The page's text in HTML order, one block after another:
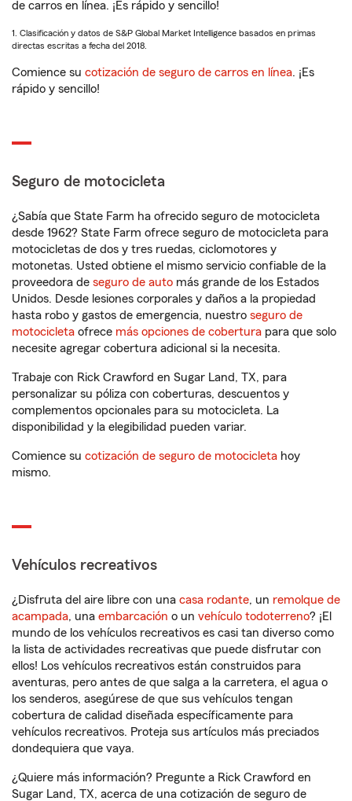
de carros en línea. ¡Es rápido y sencillo!
1. Clasificación y datos de S&P Global Market Intelligence basados en primas
directas escritas a fecha del 2018.
Comience su cotización de seguro de carros en línea. ¡Es
rápido y sencillo!
Seguro de motocicleta
¿Sabía que State Farm ha ofrecido seguro de motocicleta
desde 1962? State Farm ofrece seguro de motocicleta para
motocicletas de dos y tres ruedas, ciclomotores y
motonetas. Usted obtiene el mismo servicio confiable de la
proveedora de seguro de auto más grande de los Estados
Unidos. Desde lesiones corporales y daños a la propiedad
hasta robo y gastos de emergencia, nuestro seguro de
motocicleta ofrece más opciones de cobertura para que solo
necesite agregar cobertura adicional si la necesita.
Trabaje con Rick Crawford en Sugar Land, TX, para
personalizar su póliza con coberturas, descuentos y
complementos opcionales para su motocicleta. La
disponibilidad y la elegibilidad pueden variar.
Comience su cotización de seguro de motocicleta hoy
mismo.
Vehículos recreativos
¿Disfruta del aire libre con una casa rodante, un remolque de
acampada, una embarcación o un vehículo todoterreno? ¡El
mundo de los vehículos recreativos es casi tan diverso como
la lista de actividades recreativas que puede disfrutar con
ellos! Los vehículos recreativos están construidos para
aventuras, pero antes de que salga a la carretera, el agua o
los senderos, asegúrese de que sus vehículos tengan
cobertura de calidad diseñada específicamente para
vehículos recreativos. Proteja sus artículos más preciados
dondequiera que vaya.
¿Quiere más información? Pregunte a Rick Crawford en
Sugar Land, TX, acerca de una cotización de seguro de